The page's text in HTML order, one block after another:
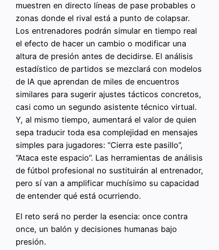
muestren en directo líneas de pase probables o
zonas donde el rival está a punto de colapsar.
Los entrenadores podrán simular en tiempo real
el efecto de hacer un cambio o modificar una
altura de presión antes de decidirse. El análisis
estadístico de partidos se mezclará con modelos
de IA que aprendan de miles de encuentros
similares para sugerir ajustes tácticos concretos,
casi como un segundo asistente técnico virtual.
Y, al mismo tiempo, aumentará el valor de quien
sepa traducir toda esa complejidad en mensajes
simples para jugadores: “Cierra este pasillo”,
“Ataca este espacio”. Las herramientas de análisis
de fútbol profesional no sustituirán al entrenador,
pero sí van a amplificar muchísimo su capacidad
de entender qué está ocurriendo.
El reto será no perder la esencia: once contra
once, un balón y decisiones humanas bajo
presión.